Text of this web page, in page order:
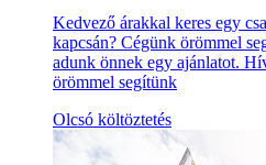
Kedvező árakkal keres egy
kapcsán? Cégünk örömmel
adunk önnek egy ajánlatot.
örömmel segítünk
Olcsó költöztetés